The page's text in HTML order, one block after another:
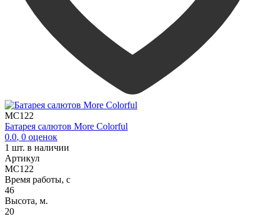
MC122
Батарея салютов More Colorful
0.0, 0 оценок
1 шт. в наличии
Артикул
MC122
Время работы, с
46
Высота, м.
20